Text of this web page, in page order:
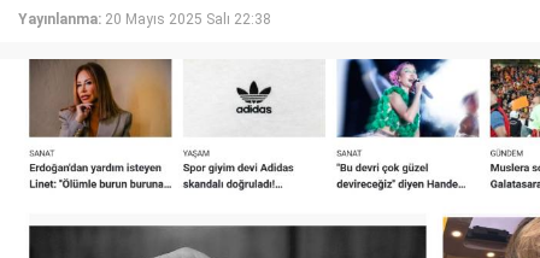
Yayınlanma: 20 Mayıs 2025 Salı 22:38